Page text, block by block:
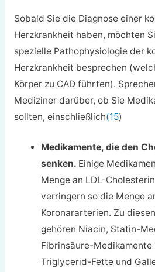
Sobald Sie die Diagnose einer
Herzkrankheit haben, möchten
spezielle Pathophysiologie der
Herzkrankheit besprechen
Körper zu CAD führten).
Mediziner darüber, ob Sie
sollten, einschließlich(15)
Medikamente, die den
senken. Einige
Menge an LDL-
verringern so die Menge
Koronararterien. Zu
gehören Niacin, Statin-
Fibrinsäure-Medikamente
Triglycerid-Fette und